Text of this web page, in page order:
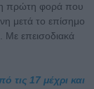
η πρώτη φορά που
μετά το επίσημο
Με επεισοδιακά
τις 17 μέχρι και